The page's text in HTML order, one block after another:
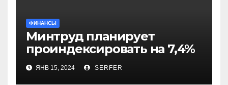
ФИНАНСЫ
Минтруд планирует
проиндексировать на 7,4%
более 40 выплат и
компенсаций
ЯНВ 15, 2024 SERFER